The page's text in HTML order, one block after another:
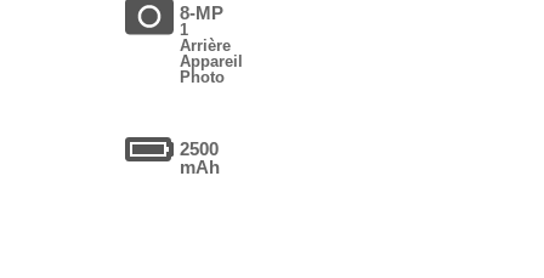
8-MP
1
Arrière
Appareil
Photo
2500
mAh